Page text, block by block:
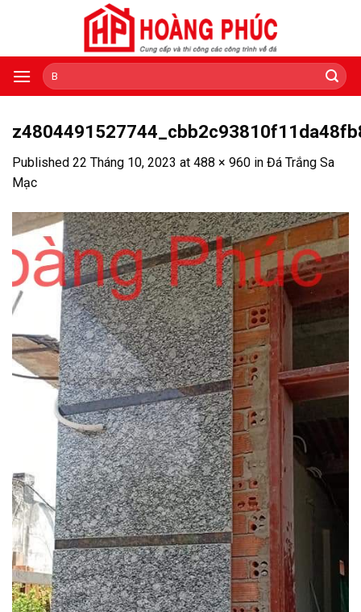
Tìm
kiếm:
Published 22 Tháng 10, 2023 at 488 × 960 in Đá Trắng Sa
Mạc